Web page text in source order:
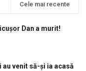
Cele mai recente
Dan a murit!
venit să-și ia acasă